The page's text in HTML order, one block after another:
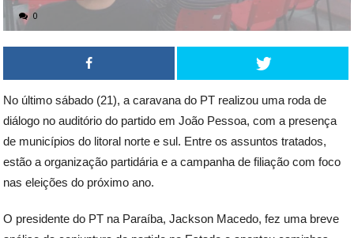
0
No último sábado (21), a caravana do PT realizou uma roda de
diálogo no auditório do partido em João Pessoa, com a presença
de municípios do litoral norte e sul. Entre os assuntos tratados,
estão a organização partidária e a campanha de filiação com foco
nas eleições do próximo ano.
O presidente do PT na Paraíba, Jackson Macedo, fez uma breve